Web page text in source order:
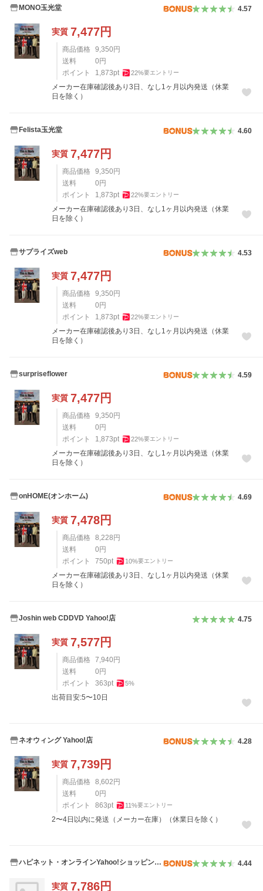
MONO玉光堂 4.57
実質 7,477円
商品価格 9,350 円
送料
0 円
ポイント
1,873pt 22%要エントリー
メーカー在庫確認後あり3日、なし1ヶ月以内発送（休業
日を除く）
Felista玉光堂 4.60
実質 7,477円
商品価格 9,350 円
送料
0 円
ポイント
1,873pt 22%要エントリー
メーカー在庫確認後あり3日、なし1ヶ月以内発送（休業
日を除く）
サプライズweb 4.53
実質 7,477円
商品価格 9,350 円
送料
0 円
ポイント
1,873pt 22%要エントリー
メーカー在庫確認後あり3日、なし1ヶ月以内発送（休業
日を除く）
surpriseflower 4.59
実質 7,477円
商品価格 9,350 円
送料
0 円
ポイント
1,873pt 22%要エントリー
メーカー在庫確認後あり3日、なし1ヶ月以内発送（休業
日を除く）
onHOME(オンホーム) 4.69
実質 7,478円
商品価格 8,228 円
送料
0 円
ポイント
750pt 10%要エントリー
メーカー在庫確認後あり3日、なし1ヶ月以内発送（休業
日を除く）
Joshin web CDDVD Yahoo!店 4.75
実質 7,577円
商品価格 7,940 円
送料
0 円
ポイント
363pt 5%
出荷目安:5〜10日
ネオウィング Yahoo!店 4.28
実質 7,739円
商品価格 8,602 円
送料
0 円
ポイント
863pt 11%要エントリー
2〜4日以内に発送（メーカー在庫）（休業日を除く）
ハピネット・オンラインYahoo!ショッピング
4.44
実質 7,786円